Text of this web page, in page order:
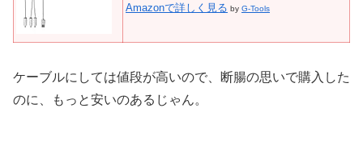
Amazonで詳しく見る by G-Tools
ケーブルにしては値段が高いので、断腸の思いで購入した
のに、もっと安いのあるじゃん。